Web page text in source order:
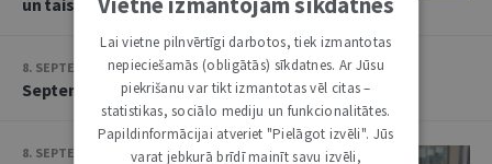
un taisnīga?”
8. SEPTEMBRIS • 13:14
Septembra saruna par starptautiskajām tiesībām
8. SEPTEMBRIS • 13:13
Lai vietne pilnvērtīgi darbotos, tiek izmantotas
nepieciešamās (obligātās) sīkdatnes. Ar Jūsu
piekrišanu var tikt izmantotas vēl citas –
statistikas, sociālo mediju un funkcionalitātes.
Papildinformācijai atveriet "Pielāgot izvēli". Jūs
varat jebkurā brīdī mainīt savu izvēli,